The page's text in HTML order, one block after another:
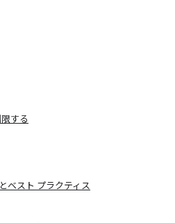
する
ベスト プラクティス